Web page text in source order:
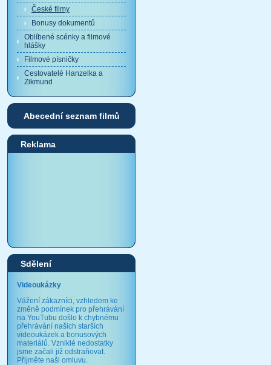
České filmy
Bonusy dokumentů
Oblíbené scénky a filmové
hlášky
Filmové písničky
Cestovatelé Hanzelka a
Zikmund
Abecední seznam filmů
Reklama
Sdělení
Videoukázky
Vážení zákazníci, vzhledem ke
změně podmínek pro přehrávání
na YouTubu došlo k chybnému
přehrávání našich starších
videoukázek a bonusových
materiálů. Vzniklé nedostatky
jsme začali již odstraňovat.
Přijměte naši omluvu.